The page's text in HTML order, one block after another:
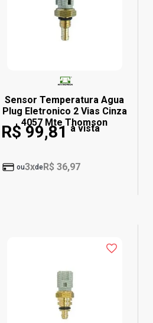
Sensor Temperatura Agua
Plug Eletronico 2 Vias Cinza
4057 Mte Thomson
R$ 99,81 à vista
ou3xdeR$ 36,97